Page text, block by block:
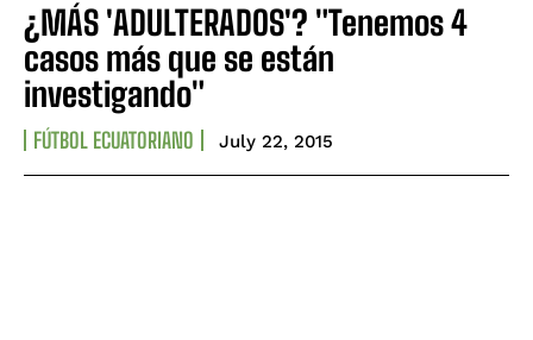
¿MÁS 'ADULTERADOS'? "Tenemos 4
casos más que se están
investigando"
FÚTBOL ECUATORIANO July 22, 2015